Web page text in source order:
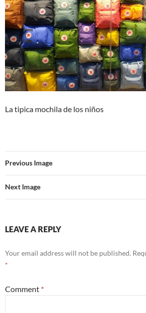
La tipica mochila de los niños
Previous Image
Next Image
LEAVE A REPLY
Your email address will not be published.
*
Comment *